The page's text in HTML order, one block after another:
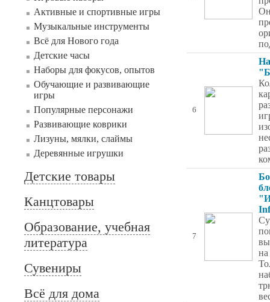
Активные и спортивные игры
Музыкальные инструменты
Всё для Нового года
Детские часы
Наборы для фокусов, опытов
Обучающие и развивающие
игры
Популярные персонажи
Развивающие коврики
Лизуны, мялки, слаймы
Деревянные игрушки
Детские товары
Канцтовары
Образование, учебная
литература
Сувениры
Всё для дома
6
7